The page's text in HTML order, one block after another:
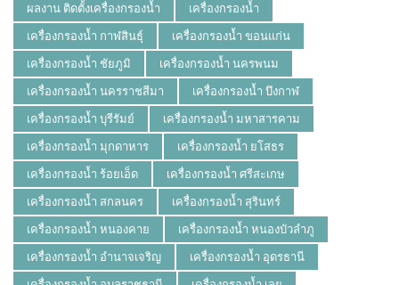
ผลงาน ติดตั้งเครื่องกรองน้ำ
เครื่องกรองน้ำ
เครื่องกรองน้ำ กาฬสินธุ์
เครื่องกรองน้ำ ขอนแก่น
เครื่องกรองน้ำ ชัยภูมิ
เครื่องกรองน้ำ นครพนม
เครื่องกรองน้ำ นครราชสีมา
เครื่องกรองน้ำ บึงกาฬ
เครื่องกรองน้ำ บุรีรัมย์
เครื่องกรองน้ำ มหาสารคาม
เครื่องกรองน้ำ มุกดาหาร
เครื่องกรองน้ำ ยโสธร
เครื่องกรองน้ำ ร้อยเอ็ด
เครื่องกรองน้ำ ศรีสะเกษ
เครื่องกรองน้ำ สกลนคร
เครื่องกรองน้ำ สุรินทร์
เครื่องกรองน้ำ หนองคาย
เครื่องกรองน้ำ หนองบัวลำภู
เครื่องกรองน้ำ อำนาจเจริญ
เครื่องกรองน้ำ อุดรธานี